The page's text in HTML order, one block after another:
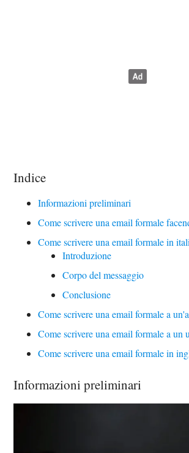
Indice
Informazioni preliminari
Come scrivere una email formale
Come scrivere una email formale in
Introduzione
Corpo del messaggio
Conclusione
Come scrivere una email formale a
Come scrivere una email formale a un
Come scrivere una email formale in
Informazioni preliminari